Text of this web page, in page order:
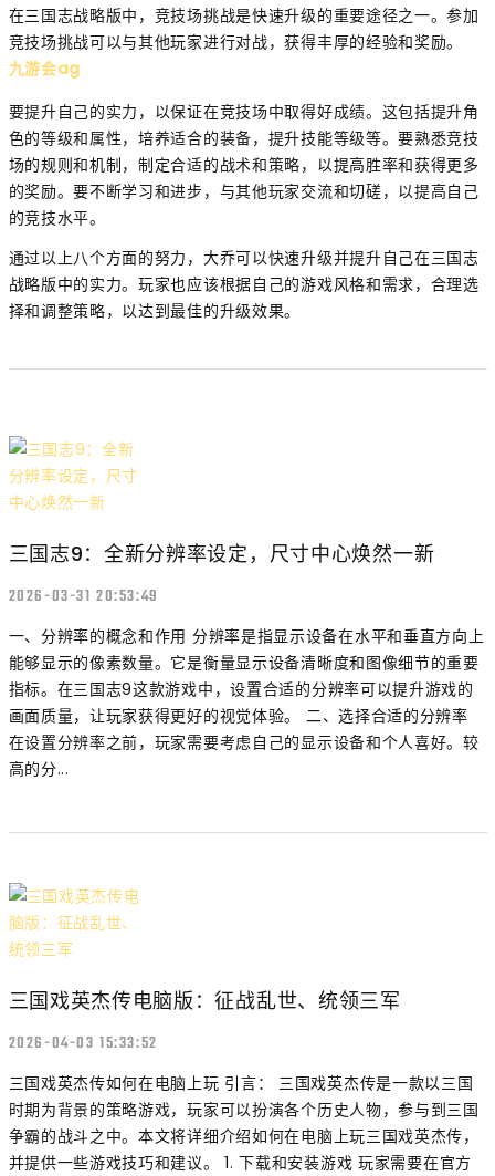
在三国志战略版中，竞技场挑战是快速升级的重要途径之一。参加
竞技场挑战可以与其他玩家进行对战，获得丰厚的经验和奖励。
九游会ag
要提升自己的实力，以保证在竞技场中取得好成绩。这包括提升角
色的等级和属性，培养适合的装备，提升技能等级等。要熟悉竞技
场的规则和机制，制定合适的战术和策略，以提高胜率和获得更多
的奖励。要不断学习和进步，与其他玩家交流和切磋，以提高自己
的竞技水平。
通过以上八个方面的努力，大乔可以快速升级并提升自己在三国志
战略版中的实力。玩家也应该根据自己的游戏风格和需求，合理选
择和调整策略，以达到最佳的升级效果。
三国志9：全新分辨率设定，尺寸中心焕然一新
2026-03-31 20:53:49
一、分辨率的概念和作用 分辨率是指显示设备在水平和垂直方向上
能够显示的像素数量。它是衡量显示设备清晰度和图像细节的重要
指标。在三国志9这款游戏中，设置合适的分辨率可以提升游戏的
画面质量，让玩家获得更好的视觉体验。 二、选择合适的分辨率
在设置分辨率之前，玩家需要考虑自己的显示设备和个人喜好。较
高的分...
三国戏英杰传电脑版：征战乱世、统领三军
2026-04-03 15:33:52
三国戏英杰传如何在电脑上玩 引言： 三国戏英杰传是一款以三国
时期为背景的策略游戏，玩家可以扮演各个历史人物，参与到三国
争霸的战斗之中。本文将详细介绍如何在电脑上玩三国戏英杰传，
并提供一些游戏技巧和建议。 1. 下载和安装游戏 玩家需要在官方